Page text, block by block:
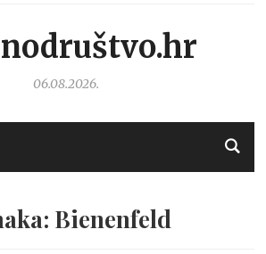
06.08.2026.
Bienenfeld